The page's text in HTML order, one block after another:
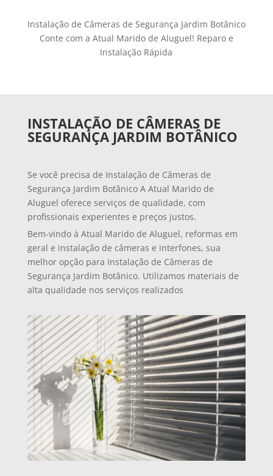
Instalação de Câmeras de Segurança Jardim Botânico
Conte com a Atual Marido de Aluguel! Reparo e
Instalação Rápida
INSTALAÇÃO DE CÂMERAS DE
SEGURANÇA JARDIM BOTÂNICO
Se você precisa de Instalação de Câmeras de
Segurança Jardim Botânico A Atual Marido de
Aluguel oferece serviços de qualidade, com
profissionais experientes e preços justos.
Bem-vindo à Atual Marido de Aluguel, reformas em
geral e instalação de câmeras e interfones, sua
melhor opção para Instalação de Câmeras de
Segurança Jardim Botânico. Utilizamos materiais de
alta qualidade nos serviços realizados